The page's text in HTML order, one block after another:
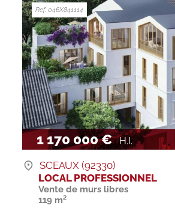
1 170 000 € H.I.
Ref. 046X841114
SCEAUX (92330)
LOCAL PROFESSIONNEL
Vente de murs libres
119 m²